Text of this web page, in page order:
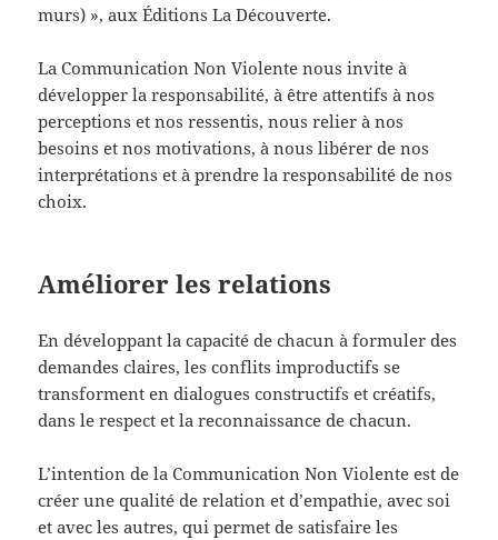
murs) », aux Éditions La Découverte.
La Communication Non Violente nous invite à
développer la responsabilité, à être attentifs à nos
perceptions et nos ressentis, nous relier à nos
besoins et nos motivations, à nous libérer de nos
interprétations et à prendre la responsabilité de nos
choix.
Améliorer les relations
En développant la capacité de chacun à formuler des
demandes claires, les conflits improductifs se
transforment en dialogues constructifs et créatifs,
dans le respect et la reconnaissance de chacun.
L’intention de la Communication Non Violente est de
créer une qualité de relation et d’empathie, avec soi
et avec les autres, qui permet de satisfaire les